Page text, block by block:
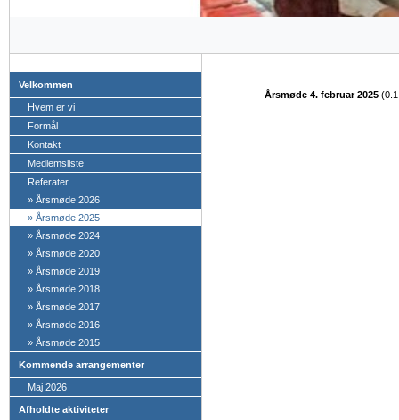
Velkommen
Hvem er vi
Formål
Kontakt
Medlemsliste
Referater
» Årsmøde 2026
» Årsmøde 2025
» Årsmøde 2024
» Årsmøde 2020
» Årsmøde 2019
» Årsmøde 2018
» Årsmøde 2017
» Årsmøde 2016
» Årsmøde 2015
Kommende arrangementer
Maj 2026
Afholdte aktiviteter
Årsmøde 4. februar 2025 (